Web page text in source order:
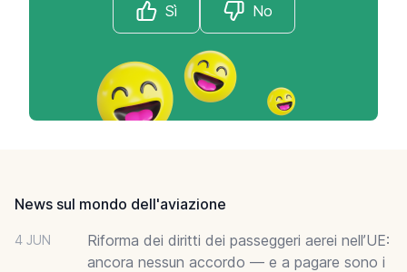
Sì No
News sul mondo dell'aviazione
4 JUN
Riforma dei diritti dei passeggeri aerei nell’UE:
ancora nessun accordo — e a pagare sono i